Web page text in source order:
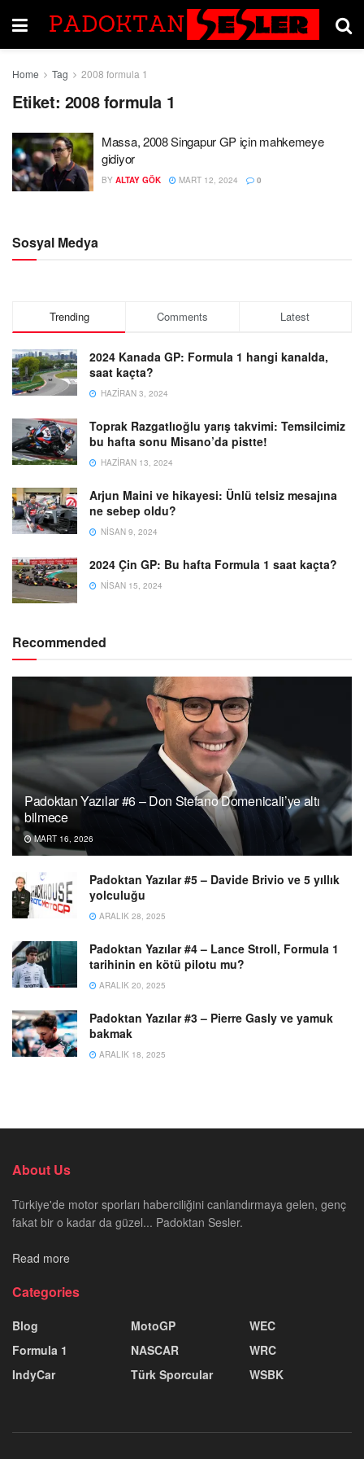
Home Tag 2008 formula 1
Etiket: 2008 formula 1
Massa, 2008 Singapur GP için mahkemeye
gidiyor
BY ALTAY GÖK MART 12, 2024 0
Sosyal Medya
Trending Comments Latest
2024 Kanada GP: Formula 1 hangi kanalda,
saat kaçta?
HAZIRAN 3, 2024
Toprak Razgatlıoğlu yarış takvimi: Temsilcimiz
bu hafta sonu Misano’da pistte!
HAZIRAN 13, 2024
Arjun Maini ve hikayesi: Ünlü telsiz mesajına
ne sebep oldu?
NISAN 9, 2024
2024 Çin GP: Bu hafta Formula 1 saat kaçta?
NISAN 15, 2024
Recommended
Padoktan Yazılar #6 – Don Stefano Domenicali’ye altı
bilmece
MART 16, 2026
Padoktan Yazılar #5 – Davide Brivio ve 5 yıllık
yolculuğu
ARALIK 28, 2025
Padoktan Yazılar #4 – Lance Stroll, Formula 1
tarihinin en kötü pilotu mu?
ARALIK 20, 2025
Padoktan Yazılar #3 – Pierre Gasly ve yamuk
bakmak
ARALIK 18, 2025
About Us
Türkiye'de motor sporları haberciliğini canlandırmaya gelen, genç
fakat bir o kadar da güzel... Padoktan Sesler.
Read more
Categories
Blog
Formula 1
IndyCar
MotoGP
NASCAR
Türk Sporcular
WEC
WRC
WSBK